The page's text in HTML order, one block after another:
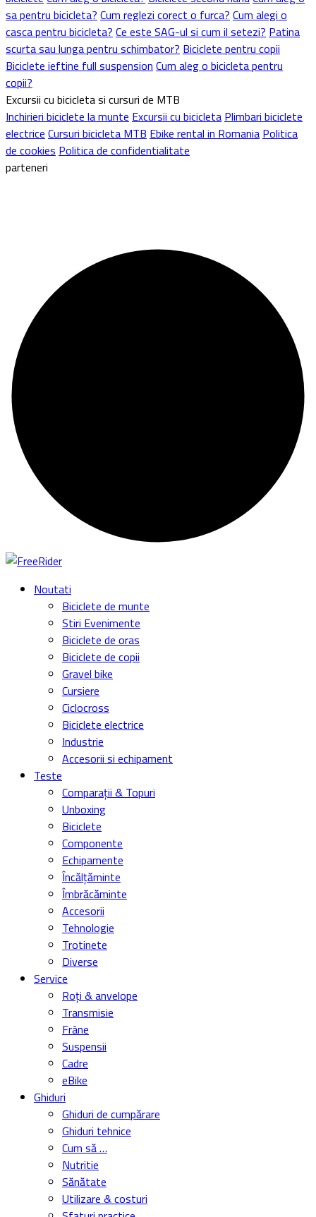
sa pentru bicicleta? Cum reglezi corect o furca? Cum alegi o
casca pentru bicicleta? Ce este SAG-ul si cum il setezi? Patina
scurta sau lunga pentru schimbator? Biciclete pentru copii
Biciclete ieftine full suspension Cum aleg o bicicleta pentru
copii?
Excursii cu bicicleta si cursuri de MTB
Inchirieri biciclete la munte Excursii cu bicicleta Plimbari biciclete
electrice Cursuri bicicleta MTB Ebike rental in Romania Politica
de cookies Politica de confidentialitate
parteneri
Noutati
Biciclete de munte
Stiri Evenimente
Biciclete de oras
Biciclete de copii
Gravel bike
Cursiere
Ciclocross
Biciclete electrice
Industrie
Accesorii si echipament
Teste
Comparații & Topuri
Unboxing
Biciclete
Componente
Echipamente
Încălțăminte
Îmbrăcăminte
Accesorii
Tehnologie
Trotinete
Diverse
Service
Roți & anvelope
Transmisie
Frâne
Suspensii
Cadre
eBike
Ghiduri
Ghiduri de cumpărare
Ghiduri tehnice
Cum să …
Nutritie
Sănătate
Utilizare & costuri